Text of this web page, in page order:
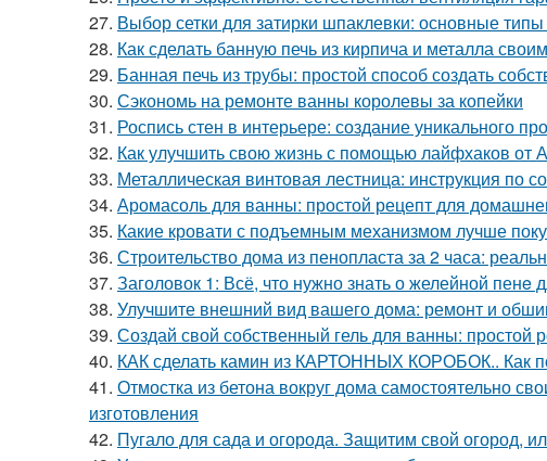
27. Выбор сетки для затирки шпаклевки: основные типы
28. Как сделать банную печь из кирпича и металла
29. Банная печь из трубы: простой способ создать
30. Сэкономь на ремонте ванны королевы за копейки
31. Роспись стен в интерьере: создание уникального
32. Как улучшить свою жизнь с помощью лайфхаков от
33. Металлическая винтовая лестница: инструкция по
34. Аромасоль для ванны: простой рецепт для
35. Какие кровати с подъемным механизмом лучше
36. Строительство дома из пенопласта за 2 часа:
37. Заголовок 1: Всё, что нужно знать о желейной пенe
38. Улучшите внешний вид вашего дома: ремонт и
39. Создай свой собственный гель для ванны: простой
40. КАК сделать камин из КАРТОННЫХ КОРОБОК.. Как
41. Отмостка из бетона вокруг дома самостоятельно
изготовления
42. Пугало для сада и огорода. Защитим свой огород,